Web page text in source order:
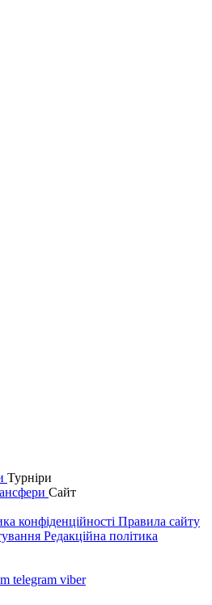
Турніри
Сайт
конфіденційності Правила сайту
Редакційна політика
telegram viber